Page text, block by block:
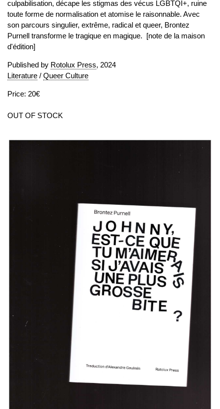
culpabilisation, décape les stigmas des vécus LGBTQI+, ruine
toute forme de normalisation et atomise le raisonnable. Avec
son parcours singulier, extrême, radical et queer, Brontez
Purnell transforme le tragique en magique. [note de la maison
d'édition]
Published by Rotolux Press, 2024
Literature / Queer Culture
Price: 20€
OUT OF STOCK